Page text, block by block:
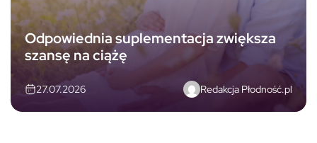
Odpowiednia suplementacja zwiększa
szansę na ciążę
27.07.2026 Redakcja Płodność.pl